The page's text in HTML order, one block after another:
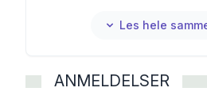
beste i hele verden: en valp
snørr, tårer og store følelser
Les hele
ANMELDELSER